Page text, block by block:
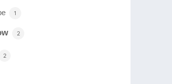
1
2
2